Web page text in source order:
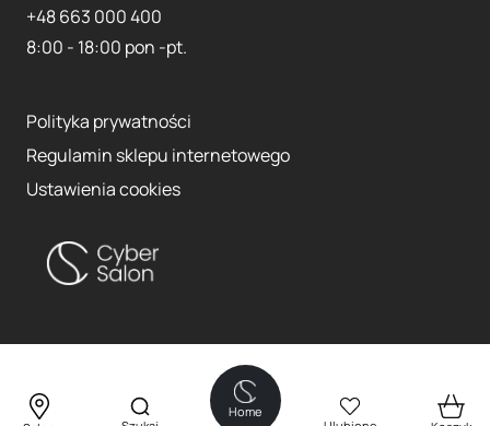
+48 663 000 400
8:00 - 18:00 pon -pt.
Polityka prywatności
Regulamin sklepu internetowego
Ustawienia cookies
Home